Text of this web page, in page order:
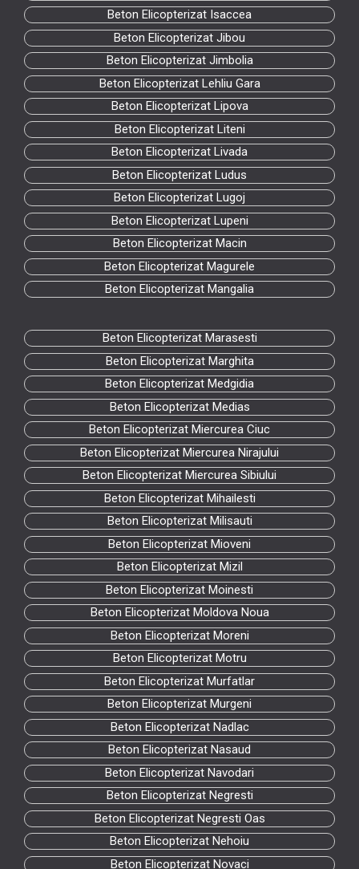
Beton Elicopterizat Isaccea
Beton Elicopterizat Jibou
Beton Elicopterizat Jimbolia
Beton Elicopterizat Lehliu Gara
Beton Elicopterizat Lipova
Beton Elicopterizat Liteni
Beton Elicopterizat Livada
Beton Elicopterizat Ludus
Beton Elicopterizat Lugoj
Beton Elicopterizat Lupeni
Beton Elicopterizat Macin
Beton Elicopterizat Magurele
Beton Elicopterizat Mangalia
Beton Elicopterizat Marasesti
Beton Elicopterizat Marghita
Beton Elicopterizat Medgidia
Beton Elicopterizat Medias
Beton Elicopterizat Miercurea Ciuc
Beton Elicopterizat Miercurea Nirajului
Beton Elicopterizat Miercurea Sibiului
Beton Elicopterizat Mihailesti
Beton Elicopterizat Milisauti
Beton Elicopterizat Mioveni
Beton Elicopterizat Mizil
Beton Elicopterizat Moinesti
Beton Elicopterizat Moldova Noua
Beton Elicopterizat Moreni
Beton Elicopterizat Motru
Beton Elicopterizat Murfatlar
Beton Elicopterizat Murgeni
Beton Elicopterizat Nadlac
Beton Elicopterizat Nasaud
Beton Elicopterizat Navodari
Beton Elicopterizat Negresti
Beton Elicopterizat Negresti Oas
Beton Elicopterizat Nehoiu
Beton Elicopterizat Novaci